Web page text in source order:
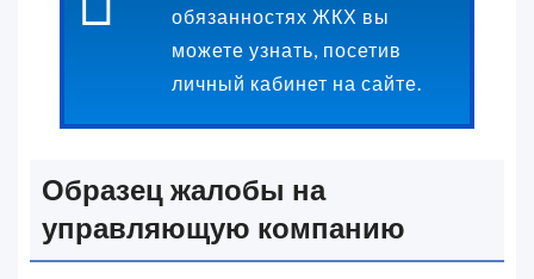
обязанностях ЖКХ вы
можете узнать, посетив
личный кабинет на сайте.
Образец жалобы на
управляющую компанию